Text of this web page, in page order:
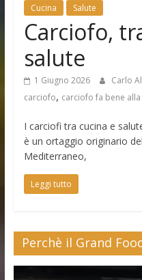
Cucina Salute
Carciofo,
salute
1 Giugno 2026 Carlo
carciofo, carciofo fa bene alla
I carciofi tra cucina e
è un ortaggio originario
Mediterraneo,
Leggi tutto
Perchè il Grand